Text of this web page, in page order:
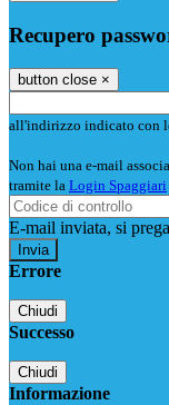
Recupero
button close ×
all'indirizzo indicato con
Non hai una e-mail
tramite la Login Spaggiari
E-mail inviata, si
Errore
Chiudi
Successo
Chiudi
Informazione